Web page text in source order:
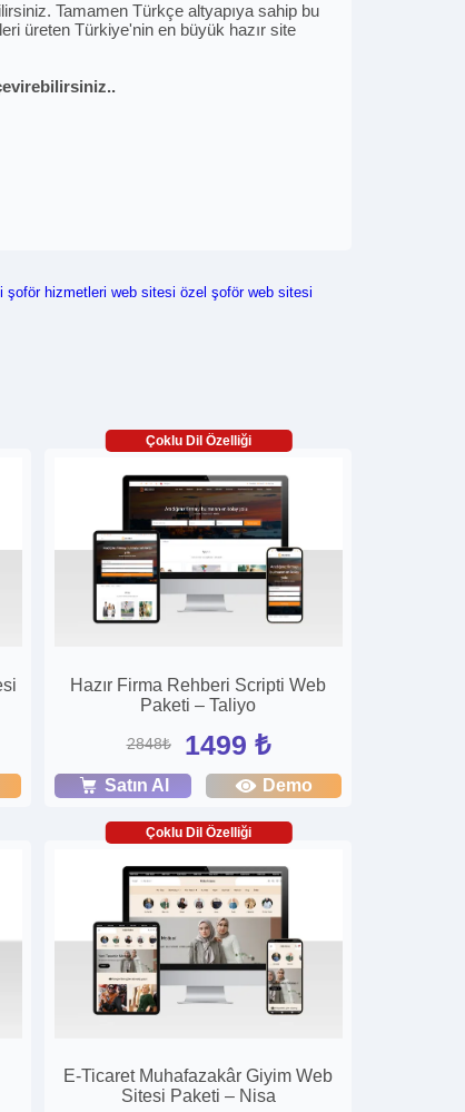
Tamamen Türkçe altyapıya sahip bu
üreten Türkiye'nin en büyük hazır site
şoför hizmetleri web sitesi özel şoför web sitesi
Çoklu Dil Özelliği
Hazır Firma Rehberi Scripti Web
Paketi – Taliyo
2848₺ 1499 ₺
Satın Al Demo
Çoklu Dil Özelliği
E-Ticaret Muhafazakâr Giyim Web
Sitesi Paketi – Nisa